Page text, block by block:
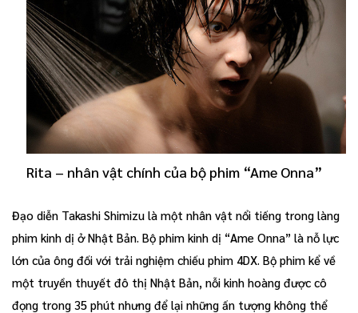
Rita – nhân vật chính của bộ phim “Ame Onna”
Đạo diễn Takashi Shimizu là một nhân vật nổi tiếng trong làng
phim kinh dị ở Nhật Bản. Bộ phim kinh dị “Ame Onna” là nỗ lực
lớn của ông đối với trải nghiệm chiếu phim 4DX. Bộ phim kể về
một truyền thuyết đô thị Nhật Bản, nỗi kinh hoàng được cô
đọng trong 35 phút nhưng để lại những ấn tượng không thể